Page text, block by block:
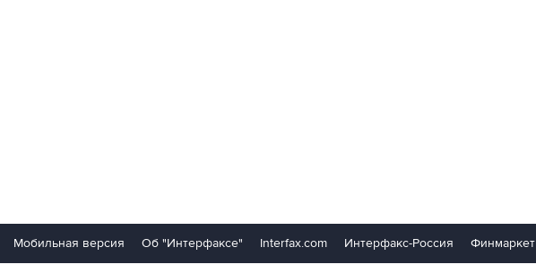
Мобильная версия Об "Интерфаксе" Interfax.com Интерфакс-Россия Финмаркет